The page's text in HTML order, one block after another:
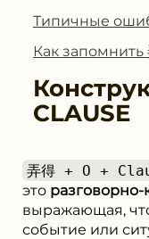
Типичные
Как запомнить
CLAUSE
弄得 + O +
это разговорно-
выражающая,
событие или